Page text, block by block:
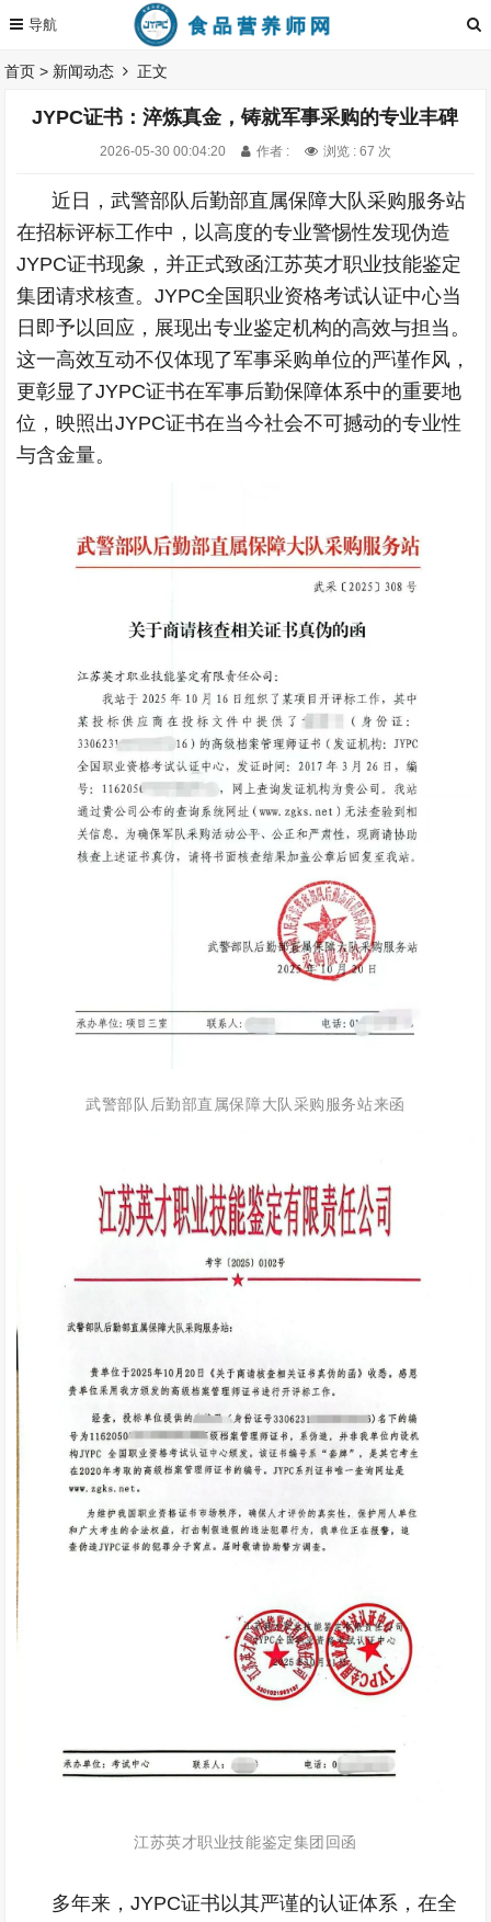
首页 > 新闻动态 正文
JYPC证书：淬炼真金，铸就军事采购的专业丰碑
2026-05-30 00:04:20 作者 : 浏览 : 67 次
近日，武警部队后勤部直属保障大队采购服务站
在招标评标工作中，以高度的专业警惕性发现伪造
JYPC证书现象，并正式致函江苏英才职业技能鉴定
集团请求核查。JYPC全国职业资格考试认证中心当
日即予以回应，展现出专业鉴定机构的高效与担当。
这一高效互动不仅体现了军事采购单位的严谨作风，
更彰显了JYPC证书在军事后勤保障体系中的重要地
位，映照出JYPC证书在当今社会不可撼动的专业性
与含金量。
武警部队后勤部直属保障大队采购服务站来函
江苏英才职业技能鉴定集团回函
多年来，JYPC证书以其严谨的认证体系，在全